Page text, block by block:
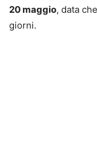
20 maggio, data
giorni.